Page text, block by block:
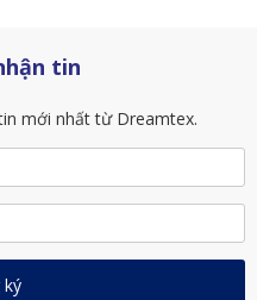
lưu
đại
sạn 5 sao
từ thiên nhiên
mua sắm chuyên
chính hãng phù hợp cho gia
resort.
tin
mới nhất từ Dreamtex.